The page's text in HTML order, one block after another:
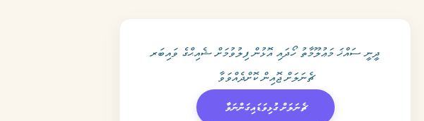
ދީނީ ސައްޚަ މަޢުލޫމާތު ހޯދައި އޮޅުން ފިލުވުމަށް ޝެއިޙްގެ ވައިބަރ
ޗެނަލަށް ޖޮއިން ކޮށްދެއްވަވާ
ޗެނަލަށް ގުޅިވަޑައިގަންނަވާ